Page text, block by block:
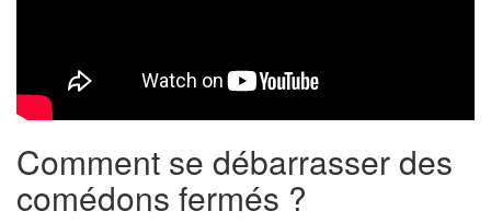
Comment se débarrasser des
comédons fermés ?